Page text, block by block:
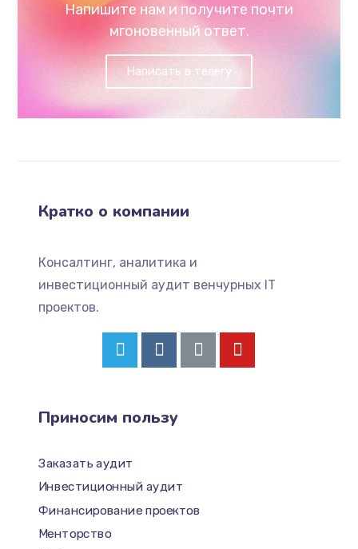
Напишите нам и получите почти
мгоновенный ответ.
Написать в телегу
Кратко о компании
Консалтинг, аналитика и
инвестиционный аудит венчурных IT
проектов.
Приносим пользу
Заказать аудит
Инвестиционный аудит
Финансирование проектов
Менторство